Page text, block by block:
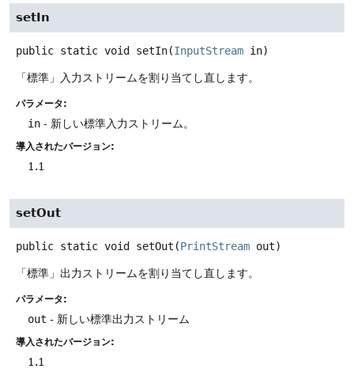
setIn
public static void setIn(InputStream in)
「標準」入力ストリームを割り当てし直します。
パラメータ:
in - 新しい標準入力ストリーム。
導入されたバージョン:
1.1
setOut
public static void setOut (PrintStream out)
「標準」出力ストリームを割り当てし直します。
パラメータ:
out - 新しい標準出力ストリーム
導入されたバージョン:
1.1